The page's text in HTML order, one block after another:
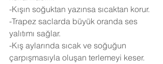
-Kışın soğuktan yazınsa sıcaktan korur.
-Trapez saclarda büyük oranda ses
yalıtımı sağlar.
-Kış aylarında sıcak ve soğuğun
çarpışmasıyla oluşan terlemeyi keser.